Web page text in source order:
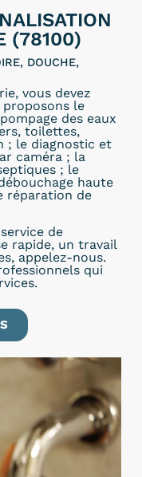
(78100)
DOUCHE,
vous devez
proposons le
des eaux
toilettes,
; le diagnostic et
caméra ; la
; le
haute
réparation de
de
rapide, un travail
appelez-nous.
qui